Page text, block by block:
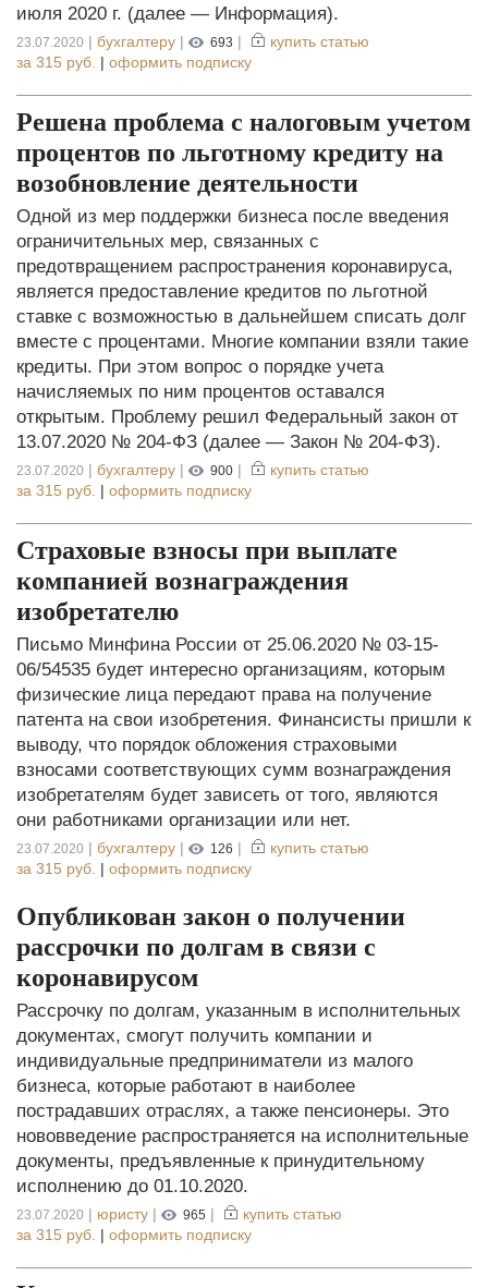
июля 2020 г. (далее — Информация).
23.07.2020 | бухгалтеру | 693 |
купить статью
за 315 руб. | оформить подписку
Решена проблема с налоговым учетом
процентов по льготному кредиту на
возобновление деятельности
Одной из мер поддержки бизнеса после введения
ограничительных мер, связанных с
предотвращением распространения коронавируса,
является предоставление кредитов по льготной
ставке с возможностью в дальнейшем списать долг
вместе с процентами. Многие компании взяли такие
кредиты. При этом вопрос о порядке учета
начисляемых по ним процентов оставался
открытым. Проблему решил Федеральный закон от
13.07.2020 № 204-ФЗ (далее — Закон № 204-ФЗ).
23.07.2020 | бухгалтеру | 900 |
купить статью
за 315 руб. | оформить подписку
Страховые взносы при выплате
компанией вознаграждения
изобретателю
Письмо Минфина России от 25.06.2020 № 03-15-
06/54535 будет интересно организациям, которым
физические лица передают права на получение
патента на свои изобретения. Финансисты пришли к
выводу, что порядок обложения страховыми
взносами соответствую­щих сумм вознаграждения
изобретателям будет зависеть от того, являются
они работниками организации или нет.
23.07.2020 | бухгалтеру | 126 |
купить статью
за 315 руб. | оформить подписку
Опубликован закон о получении
рассрочки по долгам в связи с
коронавирусом
Рассрочку по долгам, указанным в исполнительных
документах, смогут получить компании и
индивидуальные предприниматели из малого
бизнеса, которые работают в наиболее
пострадавших отраслях, а также пенсионеры. Это
нововведение распространяется на исполнительные
документы, предъявленные к принудительному
исполнению до 01.10.2020.
23.07.2020 | юристу | 965 |
купить статью
за 315 руб. | оформить подписку